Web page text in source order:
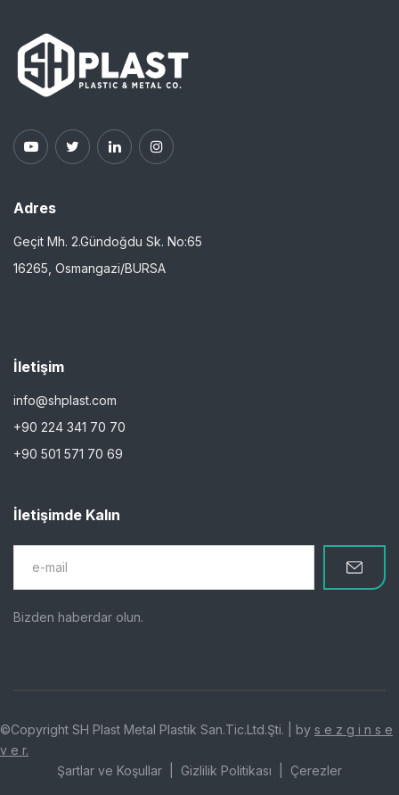
Adres
Geçit Mh. 2.Gündoğdu Sk. No:65
16265, Osmangazi/BURSA
İletişim
info@shplast.com
+90 224 341 70 70
+90 501 571 70 69
İletişimde Kalın
Bizden haberdar olun.
©Copyright SH Plast Metal Plastik San.Tic.Ltd.Şti. | by s e z g i n s e
v e r.
Şartlar ve Koşullar
Gizlilik Politikası Çerezler